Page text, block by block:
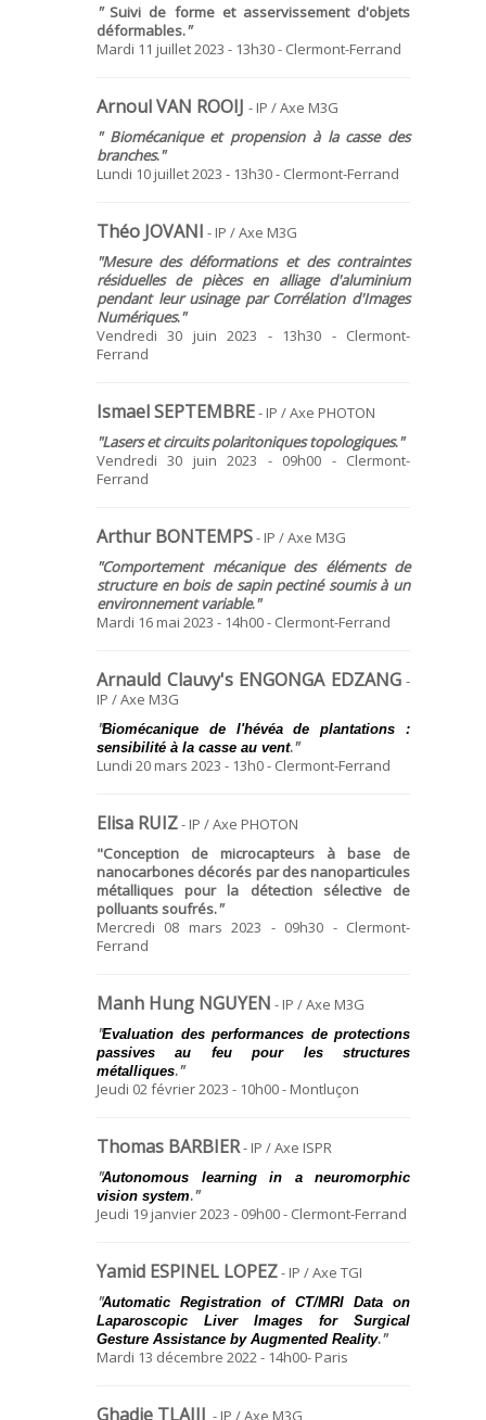
"Suivi de forme et asservissement d'objets
déformables."
Mardi 11 juillet 2023 - 13h30 - Clermont-Ferrand
Arnoul VAN ROOIJ - IP / Axe M3G
" Biomécanique et propension à la casse des
branches."
Lundi 10 juillet 2023 - 13h30 - Clermont-Ferrand
Théo JOVANI - IP / Axe M3G
"Mesure des déformations et des contraintes
résiduelles de pièces en alliage d'aluminium
pendant leur usinage par Corrélation d'Images
Numériques."
Vendredi 30 juin 2023 - 13h30 - Clermont-
Ferrand
Ismael SEPTEMBRE- IP / Axe PHOTON
"Lasers et circuits polaritoniques topologiques."
Vendredi 30 juin 2023 - 09h00 - Clermont-
Ferrand
Arthur BONTEMPS- IP / Axe M3G
"Comportement mécanique des éléments de
structure en bois de sapin pectiné soumis à un
environnement variable."
Mardi 16 mai 2023 - 14h00 - Clermont-Ferrand
Arnauld Clauvy's ENGONGA EDZANG-
IP / Axe M3G
"Biomécanique de l'hévéa de plantations :
sensibilité à la casse au vent."
Lundi 20 mars 2023 - 13h0 - Clermont-Ferrand
Elisa RUIZ- IP / Axe PHOTON
"Conception de microcapteurs à base de
nanocarbones décorés par des nanoparticules
métalliques pour la détection sélective de
polluants soufrés."
Mercredi 08 mars 2023 - 09h30 - Clermont-
Ferrand
Manh Hung NGUYEN - IP / Axe M3G
"Evaluation des performances de protections
passives au feu pour les structures
métalliques."
Jeudi 02 février 2023 - 10h00 - Montluçon
Thomas BARBIER- IP / Axe ISPR
"Autonomous learning in a neuromorphic
vision system."
Jeudi 19 janvier 2023 - 09h00 - Clermont-Ferrand
Yamid ESPINEL LOPEZ- IP / Axe TGI
"Automatic Registration of CT/MRI Data on
Laparoscopic Liver Images for Surgical
Gesture Assistance by Augmented Reality."
Mardi 13 décembre 2022 - 14h00- Paris
Ghadie TLAIJI - IP / Axe M3G